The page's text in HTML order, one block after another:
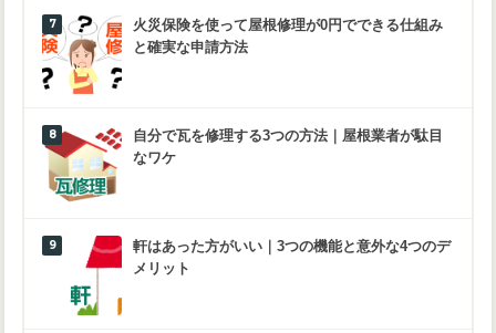
火災保険を使って屋根修理が0円でできる仕組み
と確実な申請方法
自分で瓦を修理する3つの方法｜屋根業者が駄目
なワケ
軒はあった方がいい｜3つの機能と意外な4つのデ
メリット